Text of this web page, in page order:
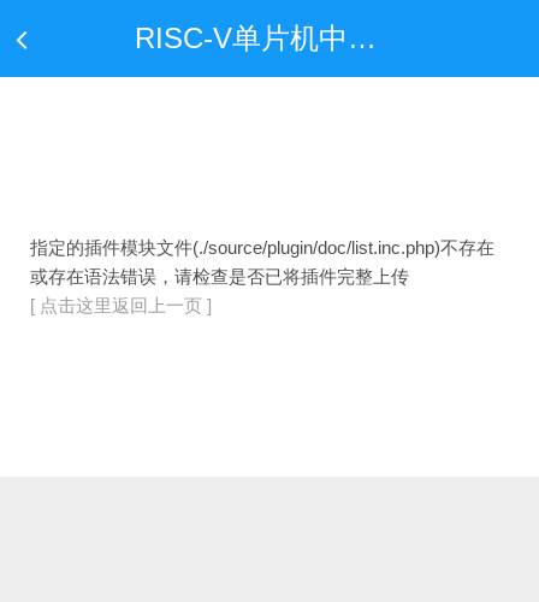
RISC-V单片机中文网——全球首家只专注于RISC-V单片机行业应用的中文网站
指定的插件模块文件(./source/plugin/doc/list.inc.php)不存在
或存在语法错误，请检查是否已将插件完整上传
[ 点击这里返回上一页 ]